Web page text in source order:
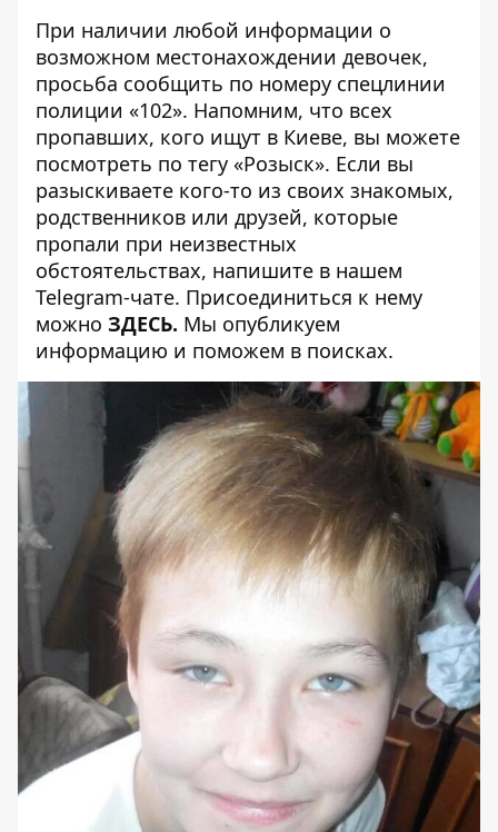
При наличии любой информации о
возможном местонахождении девочек,
просьба сообщить по номеру спецлинии
полиции «102». Напомним, что всех
пропавших, кого ищут в Киеве, вы можете
посмотреть по тегу «Розыск». Если вы
разыскиваете кого-то из своих знакомых,
родственников или друзей, которые
пропали при неизвестных
обстоятельствах, напишите в нашем
Telegram-чате. Присоединиться к нему
можно ЗДЕСЬ. Мы опубликуем
информацию и поможем в поисках.